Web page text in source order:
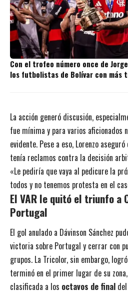
Con el trofeo número once de
los futbolistas de Bolívar con más
La acción generó discusión,
fue mínima y para varios aficionados
evidente. Pese a eso, Lorenzo
tenía reclamos contra la decisión
«Le pediría que vaya al pedicure la
todos y no tenemos protesta en el
El VAR le quitó el triunfo a
Portugal
El gol anulado a Dávinson Sánchez
victoria sobre Portugal y cerrar con
grupos. La Tricolor, sin embargo,
terminó en el primer lugar de su
clasificada a los octavos de final